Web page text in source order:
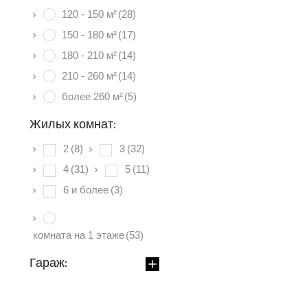
120 - 150 м²(28)
150 - 180 м²(17)
180 - 210 м²(14)
210 - 260 м²(14)
более 260 м²(5)
Жилых комнат:
2 (8) 3 (32)
4 (31) 5 (11)
6 и более (3)
комната на 1 этаже(53)
Гараж: